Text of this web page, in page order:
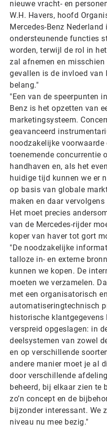
nieuwe vracht- en
W.H. Havers, hoofd
Mercedes-Benz
ondersteunende functies
worden, terwijl de rol in
zal afnemen en
gevallen is de invloed van
belang."
"Een van de speerpunten
Benz is het opzetten van
marketingsysteem.
geavanceerd
noodzakelijke
toenemende concurrentie
handhaven en, als het
huidige tijd kunnen we er
op basis van globale
maken en daar
Het moet precies
van de Mercedes-rijder
koper van haver tot gort
"De noodzakelijke
talloze in- en externe
kunnen we kopen. De
moeten we verzamelen.
met een organisatorisch
automatiseringtechnisch
historische klantgegevens
verspreid opgeslagen: in
deelsystemen van zowel
en op verschillende
andere manier moet je al
door verschillende
beheerd, bij elkaar zien te
zo’n concept en de
bijzonder interessant. We
niveau nu mee bezig."